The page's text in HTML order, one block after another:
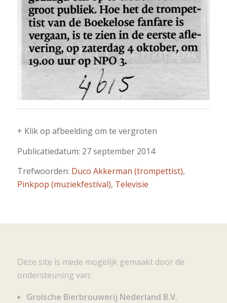
+ Klik op afbeelding om te vergroten
Publicatiedatum: 27 september 2014
Trefwoorden: Duco Akkerman (trompettist),
Pinkpop (muziekfestival), Televisie
Deze site is mede mogelijk gemaakt door de
ondersteuning van:
Grolsche Bierbrouwerij Nederland B.V.